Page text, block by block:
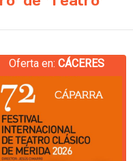
Oferta en: CÁCERES